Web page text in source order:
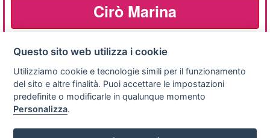
Cirò Marina
Privacy
policy
Avviso
legale
Scrivici
Questo sito web utilizza i cookie
Utilizziamo cookie e tecnologie simili per il funzionamento
del sito e altre finalità. Puoi accettare le impostazioni
predefinite o modificarle in qualunque momento
Personalizza.